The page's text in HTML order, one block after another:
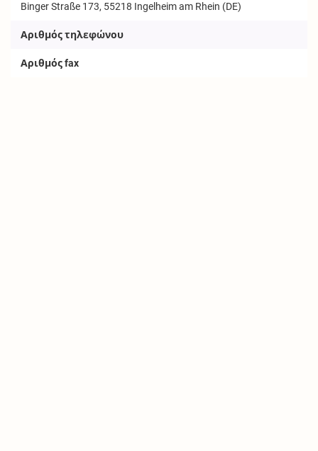
Binger Straße 173, 55218 Ingelheim am Rhein (DE)
Αριθμός τηλεφώνου
Αριθμός fax